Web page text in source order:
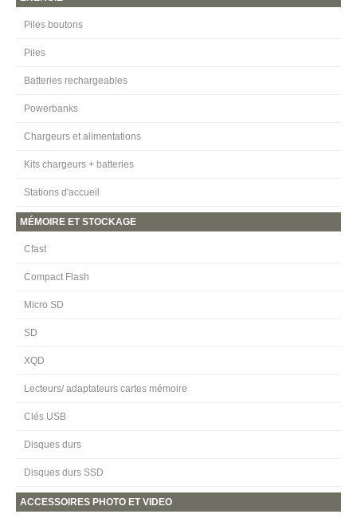
Piles boutons
Piles
Batteries rechargeables
Powerbanks
Chargeurs et alimentations
Kits chargeurs + batteries
Stations d'accueil
MÉMOIRE ET STOCKAGE
Cfast
Compact Flash
Micro SD
SD
XQD
Lecteurs/ adaptateurs cartes mémoire
Clés USB
Disques durs
Disques durs SSD
ACCESSOIRES PHOTO ET VIDEO